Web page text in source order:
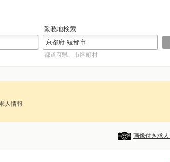
勤務地検索
都道府県、市区町村
人情報
画像付き求